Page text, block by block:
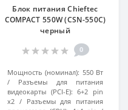
Блок питания Chieftec
COMPACT 550W (CSN-550C)
черный
0
Мощность (номинал): 550 Вт
Разъемы для питания
видеокарты (PCI-E): 6+2 pin
x2
Разъемы для питания